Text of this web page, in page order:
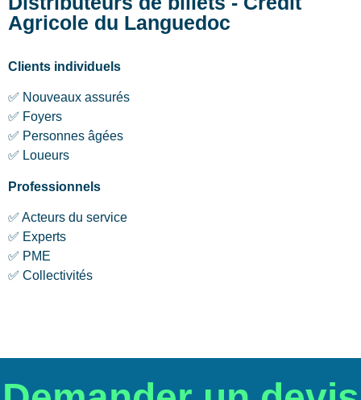
Agricole du Languedoc
Clients individuels
✅ Nouveaux assurés
✅ Foyers
✅ Personnes âgées
✅ Loueurs
Professionnels
✅ Acteurs du service
✅ Experts
✅ PME
✅ Collectivités